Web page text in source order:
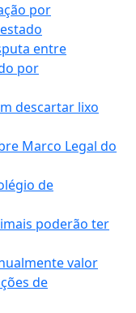
por
entre
por
descartar lixo
Marco Legal do
de
poderão ter
valor
de